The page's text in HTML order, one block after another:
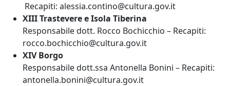
Recapiti: alessia.contino@cultura.gov.it
XIII Trastevere e Isola Tiberina
Responsabile dott. Rocco Bochicchio – Recapiti:
rocco.bochicchio@cultura.gov.it
XIV Borgo
Responsabile dott.ssa Antonella Bonini – Recapiti:
antonella.bonini@cultura.gov.it